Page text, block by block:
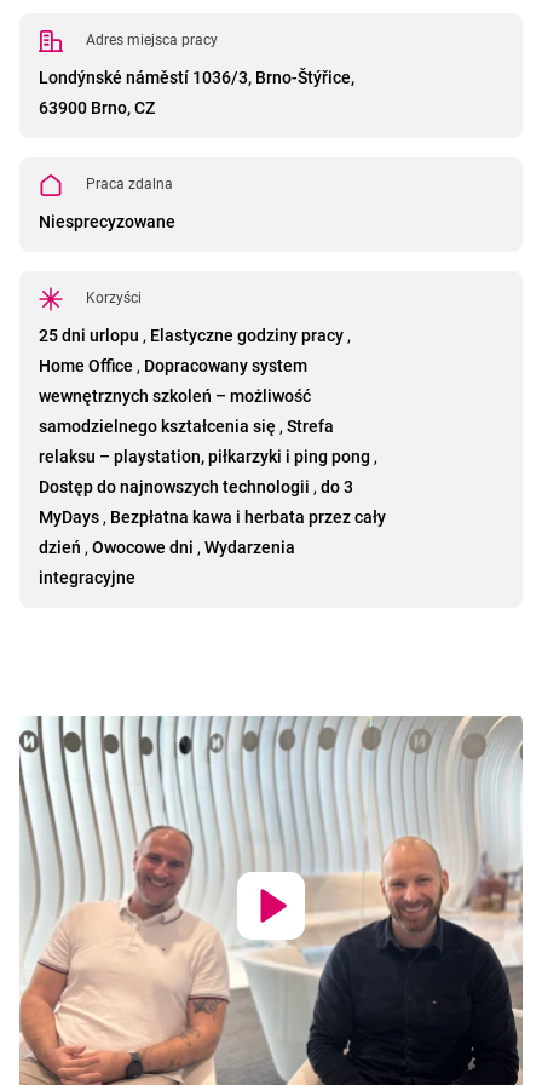
Adres miejsca pracy
Londýnské náměstí 1036/3, Brno-Štýřice,
63900 Brno, CZ
Praca zdalna
Niesprecyzowane
Korzyści
25 dni urlopu , Elastyczne godziny pracy ,
Home Office , Dopracowany system
wewnętrznych szkoleń – możliwość
samodzielnego kształcenia się , Strefa
relaksu – playstation, piłkarzyki i ping pong ,
Dostęp do najnowszych technologii , do 3
MyDays , Bezpłatna kawa i herbata przez cały
dzień , Owocowe dni , Wydarzenia
integracyjne